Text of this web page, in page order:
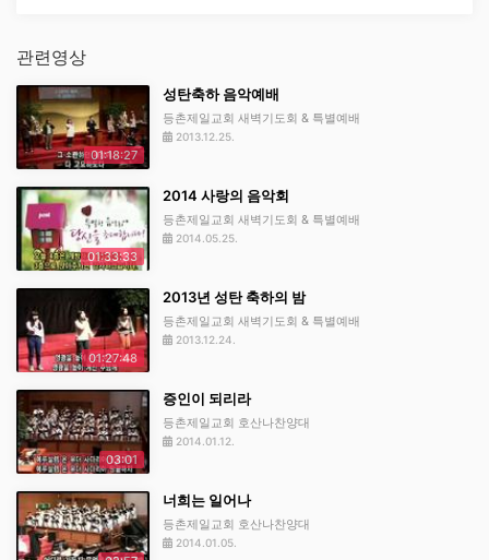
관련영상
01:18:27
성탄축하 음악예배
등촌제일교회 새벽기도회 & 특별예배
2013.12.25.
01:33:33
2014 사랑의 음악회
등촌제일교회 새벽기도회 & 특별예배
2014.05.25.
01:27:48
2013년 성탄 축하의 밤
등촌제일교회 새벽기도회 & 특별예배
2013.12.24.
03:01
증인이 되리라
등촌제일교회 호산나찬양대
2014.01.12.
너희는 일어나
등촌제일교회 호산나찬양대
2014.01.05.